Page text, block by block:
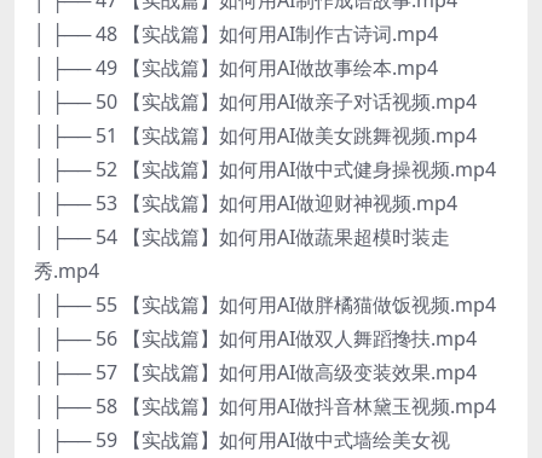
│ ├── 48 【实战篇】如何用AI制作古诗词.mp4
│ ├── 49 【实战篇】如何用AI做故事绘本.mp4
│ ├── 50 【实战篇】如何用AI做亲子对话视频.mp4
│ ├── 51 【实战篇】如何用AI做美女跳舞视频.mp4
│ ├── 52 【实战篇】如何用AI做中式健身操视频.mp4
│ ├── 53 【实战篇】如何用AI做迎财神视频.mp4
│ ├── 54 【实战篇】如何用AI做蔬果超模时装走
秀.mp4
│ ├── 55 【实战篇】如何用AI做胖橘猫做饭视频.mp4
│ ├── 56 【实战篇】如何用AI做双人舞蹈搀扶.mp4
│ ├── 57 【实战篇】如何用AI做高级变装效果.mp4
│ ├── 58 【实战篇】如何用AI做抖音林黛玉视频.mp4
│ ├── 59 【实战篇】如何用AI做中式墙绘美女视